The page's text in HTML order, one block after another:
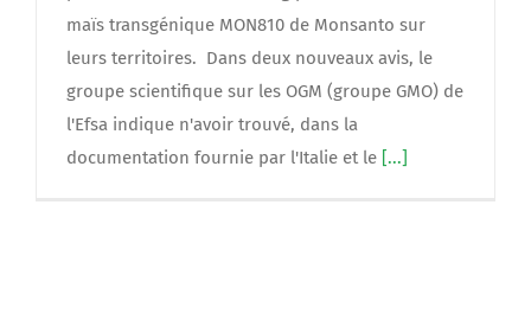
maïs transgénique MON810 de Monsanto sur
leurs territoires. Dans deux nouveaux avis, le
groupe scientifique sur les OGM (groupe GMO) de
l'Efsa indique n'avoir trouvé, dans la
documentation fournie par l'Italie et le [...]